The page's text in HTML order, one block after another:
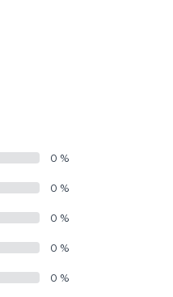
0 %
0 %
0 %
0 %
0 %